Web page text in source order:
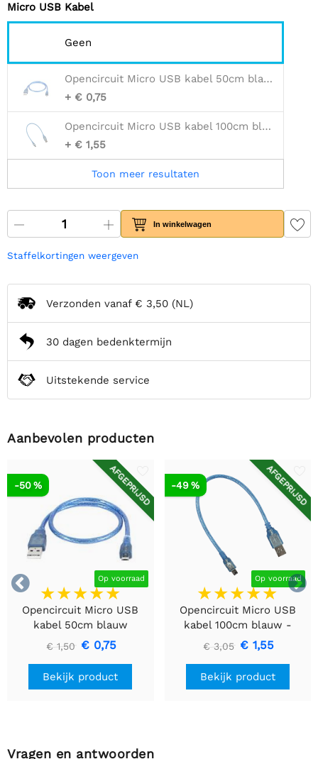
Micro USB Kabel
Geen
Opencircuit Micro USB kabel 50cm blauw
+ € 0,75
Opencircuit Micro USB kabel 100cm blauw - 30AWG
+ € 1,55
Toon meer resultaten
In winkelwagen
Staffelkortingen weergeven
Verzonden vanaf € 3,50 (NL)
30 dagen bedenktermijn
Uitstekende service
Aanbevolen producten


AFGEPRIJSD
Op voorraad
-50 %
Opencircuit Micro USB
kabel 50cm blauw
€ 1,50 € 0,75
Bekijk product
AFGEPRIJSD
Op voorraad
-49 %
Opencircuit Micro USB
kabel 100cm blauw -
30AWG
€ 3,05 € 1,55
Bekijk product
Vragen en antwoorden